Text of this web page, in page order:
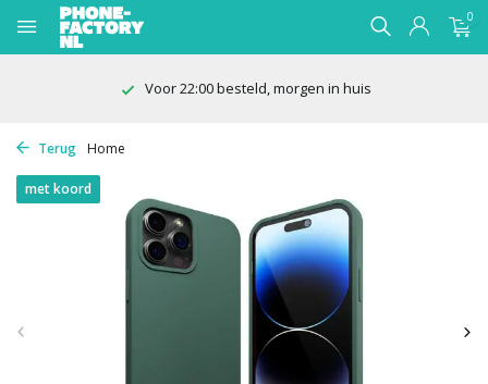
0
100 dagen bedenktijd
Terug Home
met koord